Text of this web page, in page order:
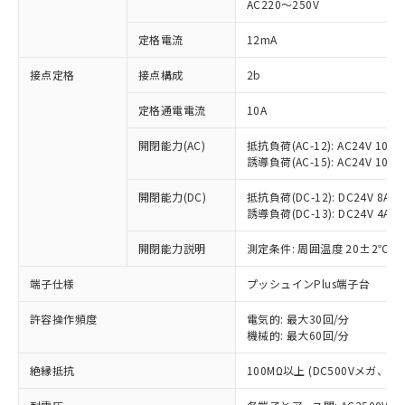
AC220～250V
定格電流 12mA
接点定格 接点構成 2b
定格通電電流 10A
開閉能力(AC)
抵抗負荷(AC-12): AC24V 10A/
誘導負荷(AC-15): AC24V
開閉能力(DC)
抵抗負荷(DC-12): DC24V 8A/
誘導負荷(DC-13): DC24V 4A/
開閉能力説明 測定条件: 周囲温度 20±2℃、
端子仕様 プッシュインPlus端子台
許容操作頻度
電気的: 最大30回/分
機械的: 最大60回/分
絶縁抵抗 100MΩ以上 (DC500Vメガ、点
以下の条件をお読みいただき、同意のうえ
本サービスは、当社制御機器事業取扱
商品の当社在庫状況および標準価格
(税抜)を提供させていただくもので
本サービスの対象外となる商品もある
ことをご了承ください。
在庫状況および標準価格照会結果は、
記載している更新日時点での社内デー
タに基づき作成されるものであり、閲
覧された時点での実際の在庫および標
対応済み：EU RoHS指令（10物質）の
非含有に対応した製品が提供可能な商品で
対応予定：EU RoHS指令（10物質）の非含
有に対応した製品に切り替える予定のある
対応予定なし：EU RoHS指令（10物質）の
非含有に非対応の商品で、対応品を出す予
調査・確認中：EU RoHS指令（10物質）の
非含有の対応状況を調査中または確認中の
非該当品：ライセンス料など無形物で、有
害物質有無と関係のない商品です。
仕入先様の事情により、非含有部品として
いたものが、含有品と判明した場合などや
むを得ず変更することがあります。
鉛(Pb) 1000ppm以下、 水銀(Hg) 1000ppm以下、 カド
六価クロム(Cr(Ⅵ)) 1000ppm以下、ポリ臭化ビフェニル
※1 中国RoHS○×表
「○」：最大均質材料含有率が中国RoHSの
基準値以下であることを示します。
「×」：最大均質材料含有率が中国RoHSの
基準値を超えていることを示します。
「－」：未確認です。当社販売部門へお問
*中国RoHS10物質の基準値 (GB/T26572)：
Pb(鉛) :1000ppm、 Hg(水銀) : 1000ppm、 Cd(カドミウ
当社は、これら貴社製品のうち、外国
為替および外国貿易法に定める商品
（以下｢規制貨物等」という）を輸出
または国外への提供する場合は、日本
国政府の輸出許可(または役務取引許
可)を取得するなどの必要な手続きを